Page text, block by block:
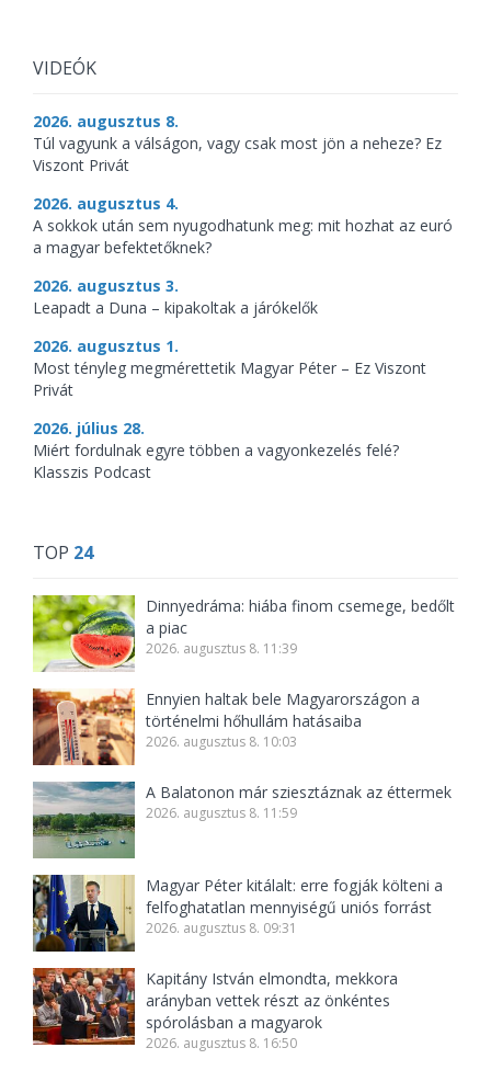
VIDEÓK
2026. augusztus 8.
Túl vagyunk a válságon, vagy csak most jön a neheze? Ez
Viszont Privát
2026. augusztus 4.
A sokkok után sem nyugodhatunk meg: mit hozhat az euró
a magyar befektetőknek?
2026. augusztus 3.
Leapadt a Duna – kipakoltak a járókelők
2026. augusztus 1.
Most tényleg megmérettetik Magyar Péter – Ez Viszont
Privát
2026. július 28.
Miért fordulnak egyre többen a vagyonkezelés felé?
Klasszis Podcast
TOP 24
Dinnyedráma: hiába finom csemege, bedőlt
a piac
2026. augusztus 8. 11:39
Ennyien haltak bele Magyarországon a
történelmi hőhullám hatásaiba
2026. augusztus 8. 10:03
A Balatonon már sziesztáznak az éttermek
2026. augusztus 8. 11:59
Magyar Péter kitálalt: erre fogják költeni a
felfoghatatlan mennyiségű uniós forrást
2026. augusztus 8. 09:31
Kapitány István elmondta, mekkora
arányban vettek részt az önkéntes
spórolásban a magyarok
2026. augusztus 8. 16:50